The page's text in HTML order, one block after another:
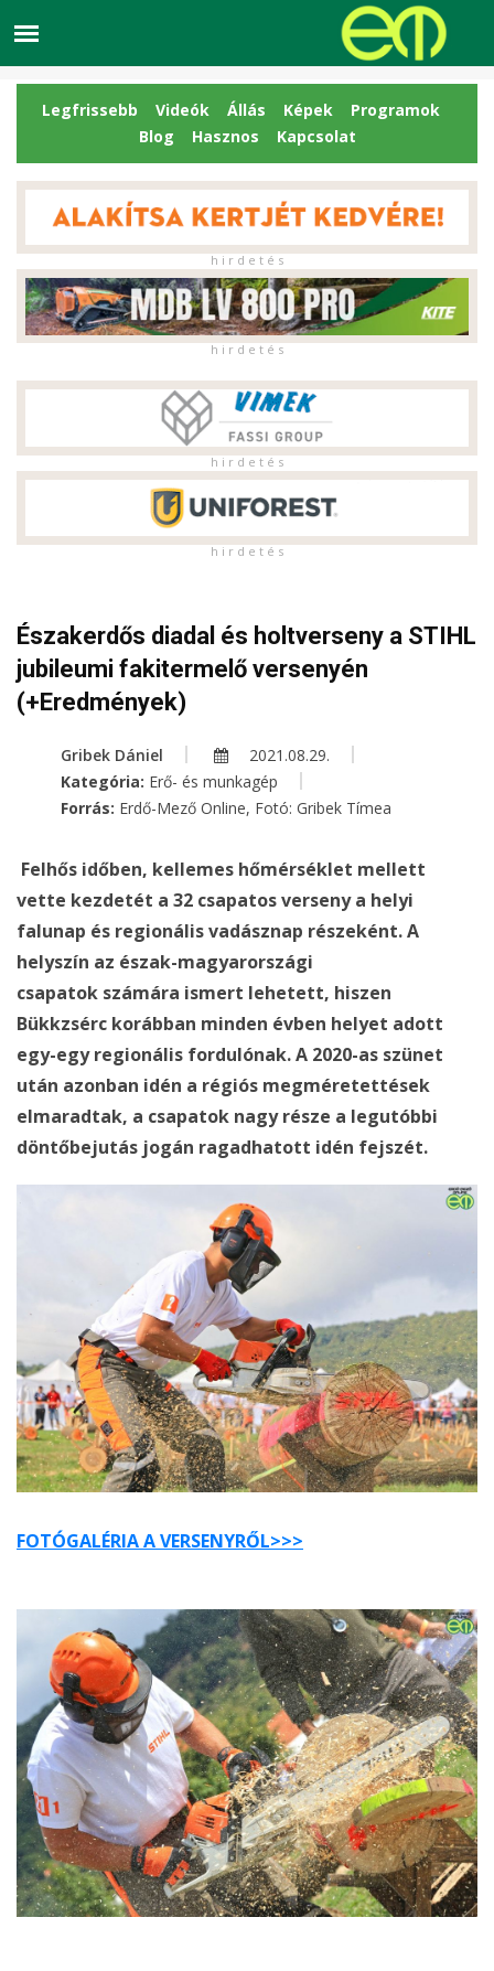
Legfrissebb Videók Állás Képek
Programok
Blog
Hasznos Kapcsolat
h i r d e t é s
h i r d e t é s
h i r d e t é s
h i r d e t é s
Északerdős diadal és holtverseny a STIHL
jubileumi fakitermelő versenyén
(+Eredmények)
Gribek Dániel
2021.08.29.
Kategória: Erő- és munkagép
Forrás: Erdő-Mező Online, Fotó: Gribek Tímea
Felhős időben, kellemes hőmérséklet mellett
vette kezdetét a 32 csapatos verseny a helyi
falunap és regionális vadásznap részeként. A
helyszín az észak-magyarországi
csapatok számára ismert lehetett, hiszen
Bükkzsérc korábban minden évben helyet adott
egy-egy regionális fordulónak. A 2020-as szünet
után azonban idén a régiós megméretettések
elmaradtak, a csapatok nagy része a legutóbbi
döntőbejutás jogán ragadhatott idén fejszét.
FOTÓGALÉRIA A VERSENYRŐL>>>